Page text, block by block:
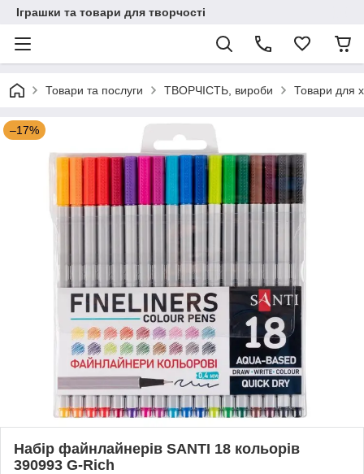
Іграшки та товари для творчості
Товари та послуги ТВОРЧІСТЬ, вироби Товари для
–17%
Набір файнлайнерів SANTI 18 кольорів
390993 G-Rich